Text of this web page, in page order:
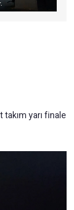
yarı finale